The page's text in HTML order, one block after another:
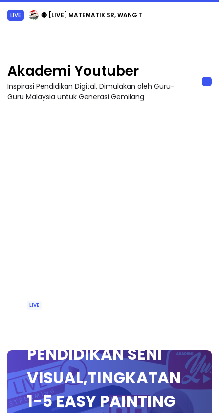
LIVE 🔴 [LIVE] MATEMATIK SR, WANG TAHUN 6 OLEH CIKGU ANITA #ALLINONE #141 #...
Akademi Youtuber
Inspirasi Pendidikan Digital, Dimulakan oleh Guru-
Guru Malaysia untuk Generasi Gemilang
LIVE
PENDIDIKAN SENI
VISUAL,TINGKATAN
1-5 EASY PAINTING